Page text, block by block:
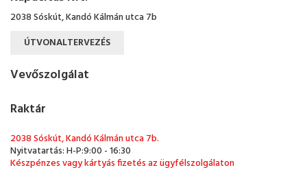
2038 Sóskút, Kandó Kálmán utca 7b
ÚTVONALTERVEZÉS
Vevőszolgálat
Raktár
2038 Sóskút, Kandó Kálmán utca 7b.
Nyitvatartás: H-P:9:00 - 16:30
Készpénzes vagy kártyás fizetés az ügyfélszolgálaton